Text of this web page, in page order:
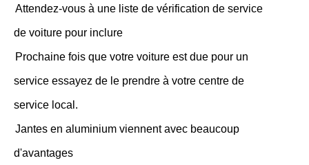
Attendez-vous à une liste de vérification de service
de voiture pour inclure
Prochaine fois que votre voiture est due pour un
service essayez de le prendre à votre centre de
service local.
Jantes en aluminium viennent avec beaucoup
d'avantages